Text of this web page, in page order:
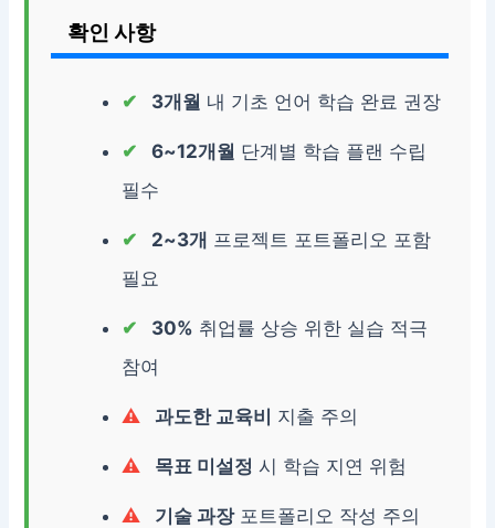
확인 사항
3개월 내 기초 언어 학습 완료 권장
6~12개월 단계별 학습 플랜 수립
필수
2~3개 프로젝트 포트폴리오 포함
필요
30% 취업률 상승 위한 실습 적극
참여
과도한 교육비 지출 주의
목표 미설정 시 학습 지연 위험
기술 과장포트폴리오 작성 주의